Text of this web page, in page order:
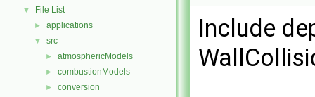
▼ File List
► applications
▼ src
► atmosphericModels
► combustionModels
► conversion
Include